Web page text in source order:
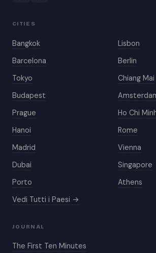
CITIES
Bangkok
Lisbon
Barcelona
Berlin
Tokyo
Chiang Mai
Budapest
Prague
Ho Chi
Hanoi
Rome
Madrid
Vienna
Dubai
Singapore
Porto
Athens
Vedi Tutti i Paesi →
JOURNAL
The First Ten Minutes